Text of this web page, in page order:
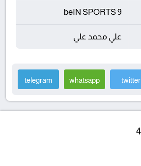
beIN SPORTS 9
علي محمد علي
twitter
whatsapp
telegram